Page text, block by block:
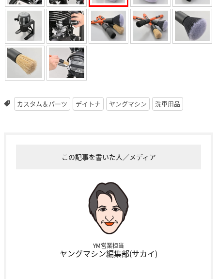
カスタム＆パーツ デイトナ ヤングマシン 洗車用品
この記事を書いた人／メディア
YM営業担当
ヤングマシン編集部(サカイ)